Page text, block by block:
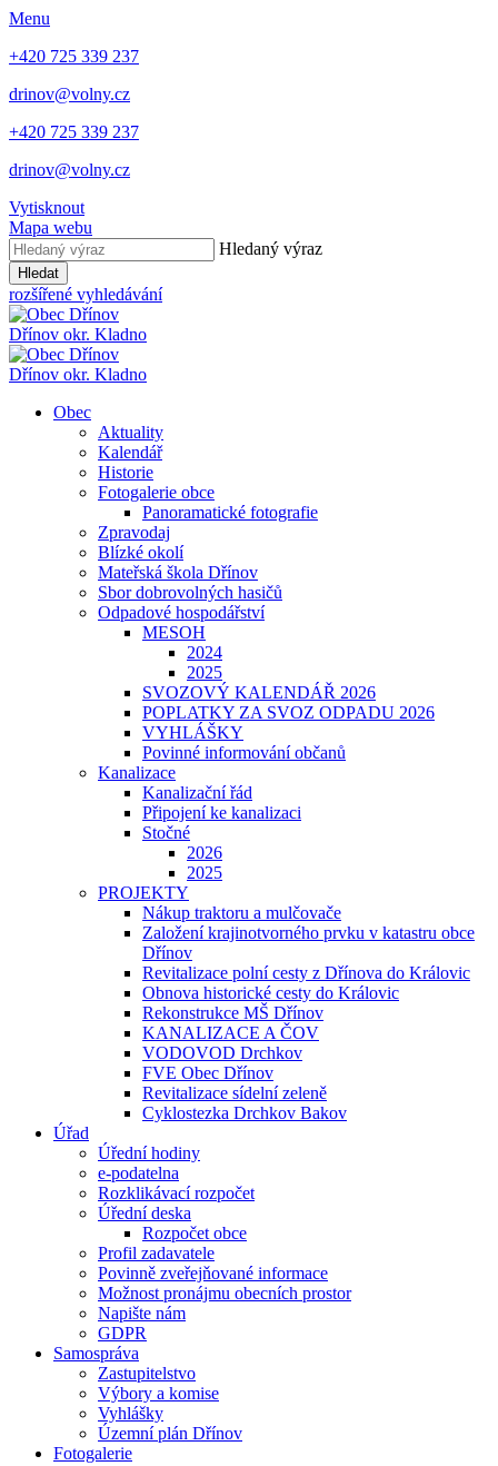
Menu
+420 725 339 237
drinov@volny.cz
+420 725 339 237
drinov@volny.cz
Vytisknout
Mapa webu
Hledaný výraz
Hledat
rozšířené vyhledávání
Dřínov okr. Kladno
Dřínov okr. Kladno
Obec
Aktuality
Kalendář
Historie
Fotogalerie obce
Panoramatické fotografie
Zpravodaj
Blízké okolí
Mateřská škola Dřínov
Sbor dobrovolných hasičů
Odpadové hospodářství
MESOH
2024
2025
SVOZOVÝ KALENDÁŘ 2026
POPLATKY ZA SVOZ ODPADU 2026
VYHLÁŠKY
Povinné informování občanů
Kanalizace
Kanalizační řád
Připojení ke kanalizaci
Stočné
2026
2025
PROJEKTY
Nákup traktoru a mulčovače
Založení krajinotvorného prvku v katastru obce
Dřínov
Revitalizace polní cesty z Dřínova do Královic
Obnova historické cesty do Královic
Rekonstrukce MŠ Dřínov
KANALIZACE A ČOV
VODOVOD Drchkov
FVE Obec Dřínov
Revitalizace sídelní zeleně
Cyklostezka Drchkov Bakov
Úřad
Úřední hodiny
e-podatelna
Rozklikávací rozpočet
Úřední deska
Rozpočet obce
Profil zadavatele
Povinně zveřejňované informace
Možnost pronájmu obecních prostor
Napište nám
GDPR
Samospráva
Zastupitelstvo
Výbory a komise
Vyhlášky
Územní plán Dřínov
Fotogalerie